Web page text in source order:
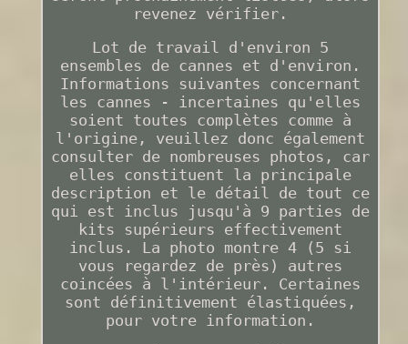
revenez vérifier.
Lot de travail d'environ 5
ensembles de cannes et d'environ.
Informations suivantes concernant
les cannes - incertaines qu'elles
soient toutes complètes comme à
l'origine, veuillez donc également
consulter de nombreuses photos, car
elles constituent la principale
description et le détail de tout ce
qui est inclus jusqu'à 9 parties de
kits supérieurs effectivement
inclus. La photo montre 4 (5 si
vous regardez de près) autres
coincées à l'intérieur. Certaines
sont définitivement élastiquées,
pour votre information.